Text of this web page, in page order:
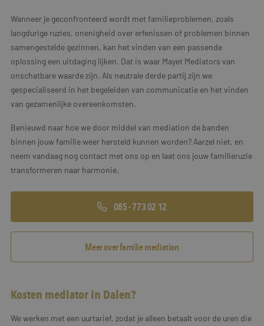
Wanneer je geconfronteerd wordt met familieproblemen, zoals
langdurige ruzies, onenigheid over erfenissen of problemen binnen
samengestelde gezinnen, kan het vinden van een passende
oplossing een uitdaging lijken. Dat is waar Mayet Mediators van
onschatbare waarde zijn. Als neutrale derde partij zijn we
gespecialiseerd in het begeleiden van communicatie en het vinden
van gezamenlijke overeenkomsten.
Benieuwd naar hoe we door middel van mediation de banden
binnen jouw familie weer hersteld kunnen worden? Aarzel niet, en
neem vandaag nog contact met ons op en laat ons jouw familieruzie
transformeren naar harmonie.
085 - 773 02 12
Meer over familie mediation
Kosten mediator in Dalen?
We werken met een uurtarief, zodat je alleen betaalt voor de uren die